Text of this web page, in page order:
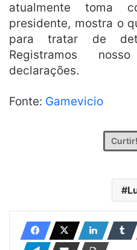
atualmente toma
presidente, mostra o
para tratar de
Registramos
declarações.
Fonte: Gamevicio
Curtir!